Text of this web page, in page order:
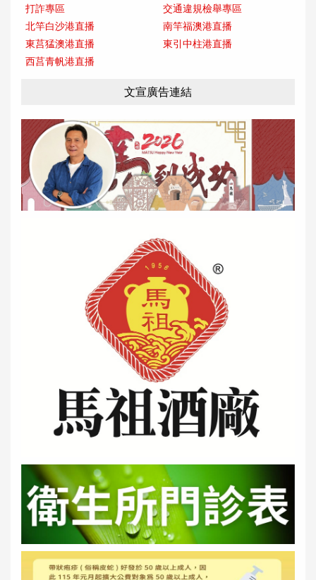
打詐專區
交通違規檢舉專區
北竿白沙港直播
南竿福澳港直播
東莒猛澳港直播
東引中柱港直播
西莒青帆港直播
文宣廣告連結